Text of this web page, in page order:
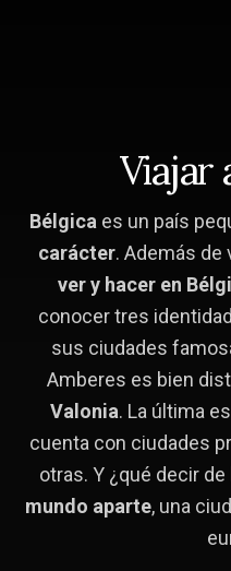
Viajar
Bélgica es un país
carácter. Además de
ver y hacer en
conocer tres
sus ciudades
Amberes es bien
Valonia. La última
cuenta con ciudades
otras. Y ¿qué decir de
mundo aparte, una